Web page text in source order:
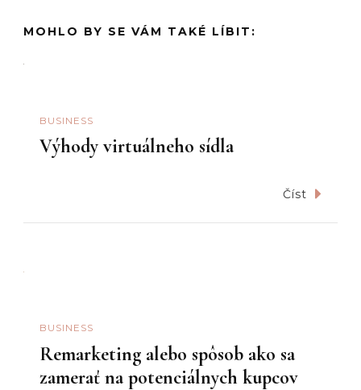
MOHLO BY SE VÁM TAKÉ LÍBIT:
BUSINESS
Výhody virtuálneho sídla
Číst
BUSINESS
Remarketing alebo spôsob ako sa
zamerať na potenciálnych kupcov